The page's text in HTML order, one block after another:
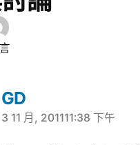
GD
表
3 11 月, 201111:38 下午